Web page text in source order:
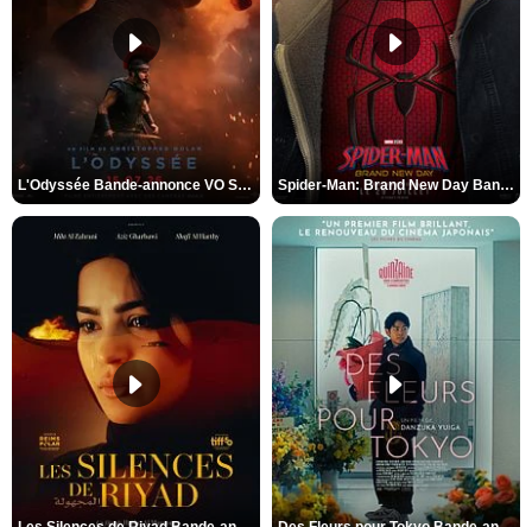
L'Odyssée Bande-annonce VO STFR Spider-Man: Brand New Day Bande-annonce VO STFR